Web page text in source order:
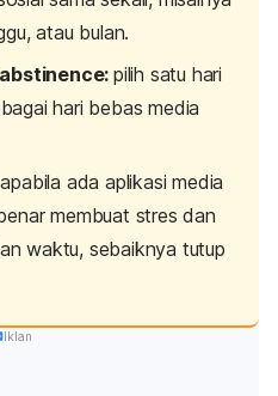
atau bulan.
:pilih satu hari
hari bebas media
ada aplikasi media
membuat stres dan
waktu, sebaiknya tutup
Iklan